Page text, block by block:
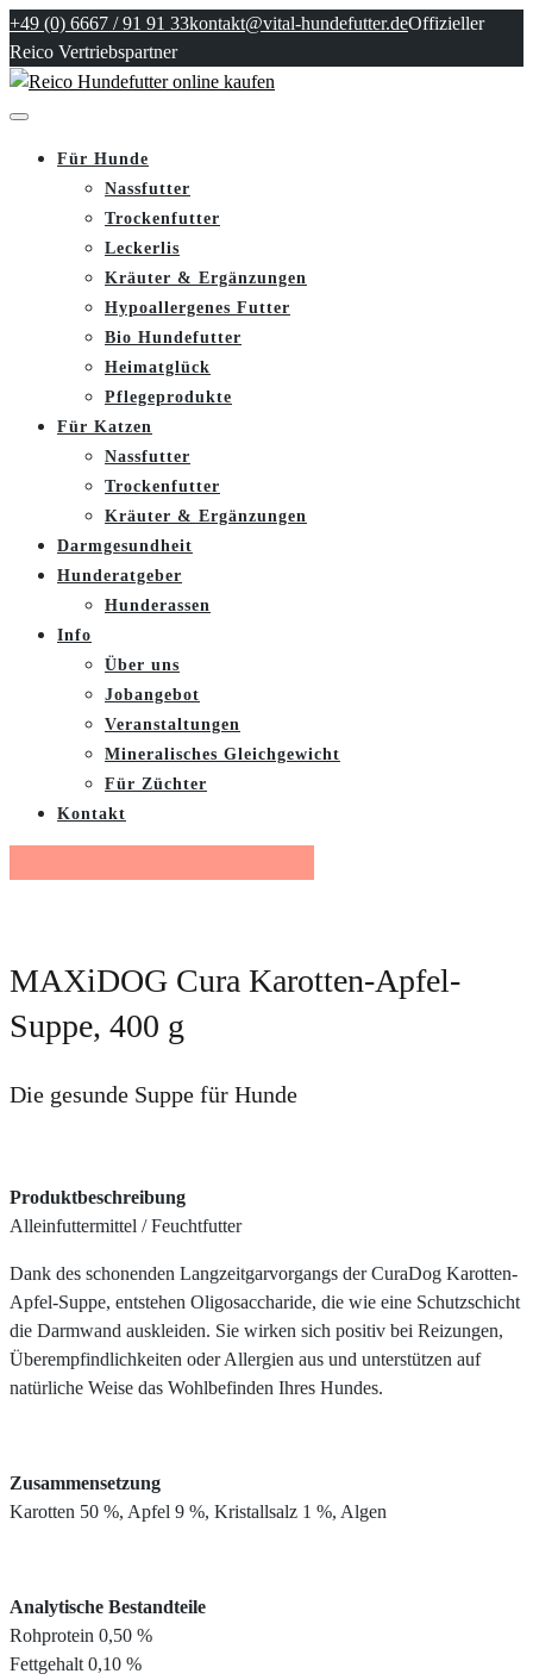
+49 (0) 6667 / 91 91 33kontakt@vital-hundefutter.deOffizieller
Reico Vertriebspartner
Für Hunde
Nassfutter
Trockenfutter
Leckerlis
Kräuter & Ergänzungen
Hypoallergenes Futter
Bio Hundefutter
Heimatglück
Pflegeprodukte
Für Katzen
Nassfutter
Trockenfutter
Kräuter & Ergänzungen
Darmgesundheit
Hunderatgeber
Hunderassen
Info
Über uns
Jobangebot
Veranstaltungen
Mineralisches Gleichgewicht
Für Züchter
Kontakt
MAXiDOG Cura Karotten-Apfel-
Suppe, 400 g
Die gesunde Suppe für Hunde
Produktbeschreibung
Alleinfuttermittel / Feuchtfutter
Dank des schonenden Langzeitgarvorgangs der CuraDog Karotten-
Apfel-Suppe, entstehen Oligosaccharide, die wie eine Schutzschicht
die Darmwand auskleiden. Sie wirken sich positiv bei Reizungen,
Überempfindlichkeiten oder Allergien aus und unterstützen auf
natürliche Weise das Wohlbefinden Ihres Hundes.
Zusammensetzung
Karotten 50 %, Apfel 9 %, Kristallsalz 1 %, Algen
Analytische Bestandteile
Rohprotein 0,50 %
Fettgehalt 0,10 %